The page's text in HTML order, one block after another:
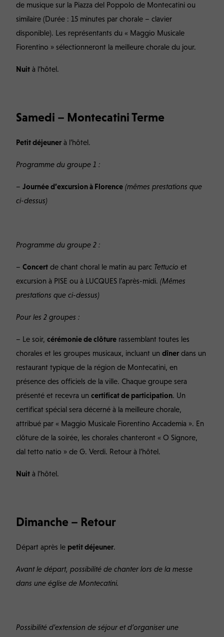
de musique sur la Piazza del Poppolo de Montecatini ou
similaire (Durée : 15 minutes par chorale – clavier
disponible). Les représentants du « Maggio Musicale
Fiorentino » sélectionneront la meilleure chorale du jour.
Nuit à l’hôtel.
Samedi – Montecatini Terme
Petit déjeuner à l’hôtel.
Programme du groupe 1 :
–Journée d’excursion à Florence (mêmes prestations que
ci-dessus)
Programme du groupe 2 :
–Concert de chant choral le matin au parc Tettucio et
excursion à PISE ou à LUCQUES l’après-midi.(Mêmes
prestations que ci-dessus)
Pour les 2 groupes :
– Le soir,cérémonie de clôture rassemblant toutes les
chorales et les groupes musicaux, incluant undîner dans un
restaurant typique de la région de Montecatini, en
présence des officiels de la ville. Chaque groupe sera
présenté et recevra uncertificat de participation. Un
certificat spécial sera décerné à la meilleure chorale,
attribué par « Maggio Musicale Fiorentino Accademia ». En
clôture de la soirée, les chorales chanteront « O Signore,
dal tetto natio » de G. Verdi. Retour à l’hôtel.
Nuit à l’hôtel.
Dimanche – Retour
Départ après le petit déjeuner.
Avant le départ, possibilité de chanter lors de la messe
dans une église de Montecatini.
Possibilité d’extension de séjour et d’organiser une